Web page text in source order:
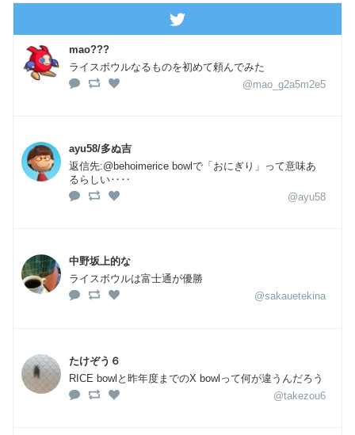
mao???
ライスボウルなるものを初めて頼んでみた
@mao_g2a5m2e5
ayu58/多ぬ吉
返信先:@behoimerice bowlで「おにぎり」って意味あ
るらしい‥‥
@ayu58
中野坂上的な
ライスボウルは富士通が優勝
@sakauetekina
たけぞう６
RICE bowlと昨年度までのX bowlって何が違うんだろう
@takezou6